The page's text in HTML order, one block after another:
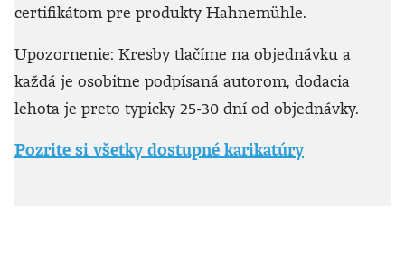
certifikátom pre produkty Hahnemühle.
Upozornenie: Kresby tlačíme na objednávku a
každá je osobitne podpísaná autorom, dodacia
lehota je preto typicky 25-30 dní od objednávky.
Pozrite si všetky dostupné karikatúry